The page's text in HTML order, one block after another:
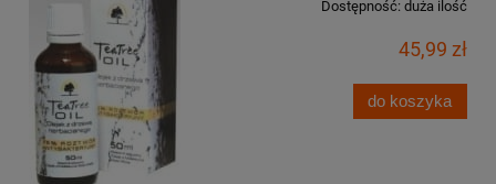
Dostępność: duża ilość
45,99 zł
do koszyka